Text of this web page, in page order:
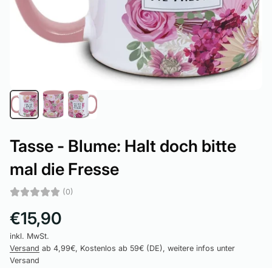
Tasse - Blume: Halt doch bitte
mal die Fresse
(0)
€15,90
inkl. MwSt.
Versand ab 4,99€, Kostenlos ab 59€ (DE), weitere infos unter
Versand